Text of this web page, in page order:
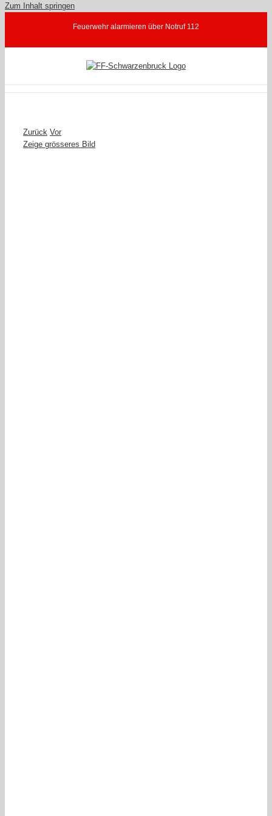
Zum Inhalt springen
Feuerwehr alarmieren über Notruf 112
Zurück Vor
Zeige grösseres Bild